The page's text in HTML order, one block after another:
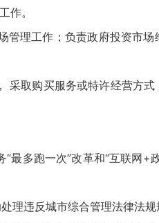
作。
理工作；负责政府投资市场
取购买服务或特许经营方式
多跑一次”改革和“互联网+政
违反城市综合管理法律法规